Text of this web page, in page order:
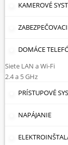
KAMEROVÉ
DOMÁCE
Siete LAN a Wi-Fi
2.4 a 5 GHz
PRÍSTUPOVÉ
NAPÁJANIE
Senzory